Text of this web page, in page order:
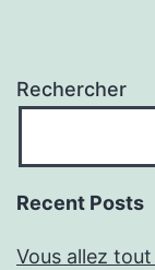
Rechercher
Recent Posts
Vous allez